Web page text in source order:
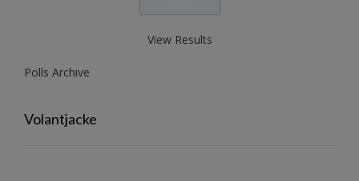
View Results
Polls Archive
Volantjacke